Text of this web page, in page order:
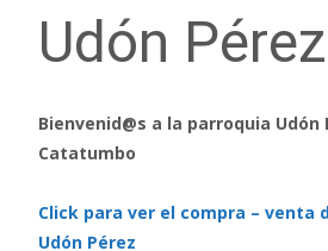
Udón
Bienvenid@s a la parroquia Udón
Catatumbo
Click para ver el compra – venta
Udón Pérez